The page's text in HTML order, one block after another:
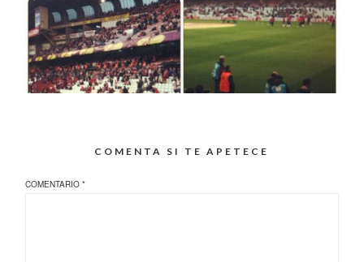
COMENTA SI TE APETECE
COMENTARIO*